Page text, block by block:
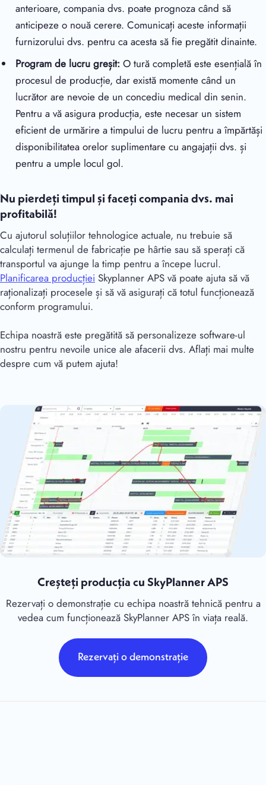
anterioare, compania dvs. poate prognoza când să
anticipeze o nouă cerere. Comunicați aceste informații
furnizorului dvs. pentru ca acesta să fie pregătit dinainte.
Program de lucru greșit: O tură completă este esențială în
procesul de producție, dar există momente când un
lucrător are nevoie de un concediu medical din senin.
Pentru a vă asigura producția, este necesar un sistem
eficient de urmărire a timpului de lucru pentru a împărtăși
disponibilitatea orelor suplimentare cu angajații dvs. și
pentru a umple locul gol.
Nu pierdeți timpul și faceți compania dvs. mai
profitabilă!
Cu ajutorul soluțiilor tehnologice actuale, nu trebuie să
calculați termenul de fabricație pe hârtie sau să sperați că
transportul va ajunge la timp pentru a începe lucrul.
Planificarea producției Skyplanner APS vă poate ajuta să vă
raționalizați procesele și să vă asigurați că totul funcționează
conform programului.
Echipa noastră este pregătită să personalizeze software-ul
nostru pentru nevoile unice ale afacerii dvs. Aflați mai multe
despre cum vă putem ajuta!
Creșteți producția cu SkyPlanner APS
Rezervați o demonstrație cu echipa noastră tehnică pentru a
vedea cum funcționează SkyPlanner APS în viața reală.
Rezervați o demonstrație